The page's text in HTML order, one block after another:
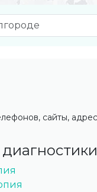
сайты,